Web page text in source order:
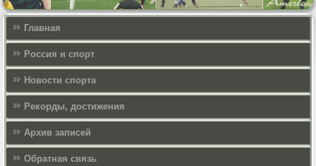
Главная
Россия и спорт
Новости спорта
Рекорды, достижения
Архив записей
Обратная связь